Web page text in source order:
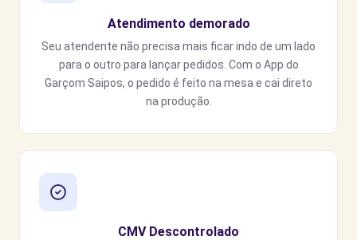
Atendimento demorado
Seu atendente não precisa mais ficar indo de um lado
para o outro para lançar pedidos. Com o App do
Garçom Saipos, o pedido é feito na mesa e cai direto
na produção.
CMV Descontrolado